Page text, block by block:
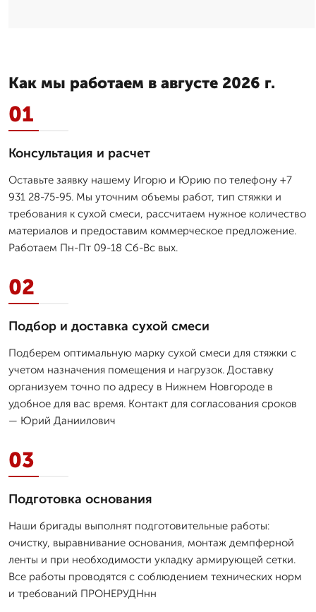
Как мы работаем в августе 2026 г.
01
Консультация и расчет
Оставьте заявку нашему Игорю и Юрию по телефону +7
931 28-75-95. Мы уточним объемы работ, тип стяжки и
требования к сухой смеси, рассчитаем нужное количество
материалов и предоставим коммерческое предложение.
Работаем Пн-Пт 09-18 Сб-Вс вых.
02
Подбор и доставка сухой смеси
Подберем оптимальную марку сухой смеси для стяжки с
учетом назначения помещения и нагрузок. Доставку
организуем точно по адресу в Нижнем Новгороде в
удобное для вас время. Контакт для согласования сроков
— Юрий Даниилович
03
Подготовка основания
Наши бригады выполнят подготовительные работы:
очистку, выравнивание основания, монтаж демпферной
ленты и при необходимости укладку армирующей сетки.
Все работы проводятся с соблюдением технических норм
и требований ПРОНЕРУДНнн